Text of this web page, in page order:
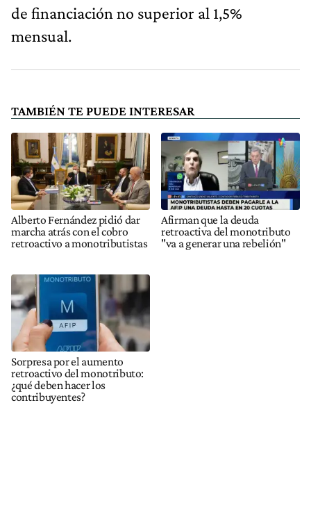
de financiación no superior al 1,5%
mensual.
TAMBIÉN TE PUEDE INTERESAR
Alberto Fernández pidió dar
marcha atrás con el cobro
retroactivo a monotributistas
Afirman que la deuda
retroactiva del monotributo
"va a generar una rebelión"
Sorpresa por el aumento
retroactivo del monotributo:
¿qué deben hacer los
contribuyentes?